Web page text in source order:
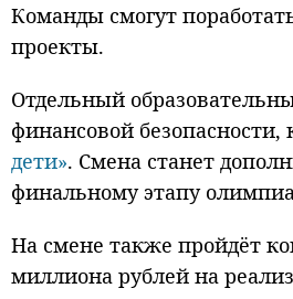
Команды смогут
проекты.
Отдельный
финансовой
дети». Смена станет
финальному этапу
На смене также пройдёт
миллиона рублей на